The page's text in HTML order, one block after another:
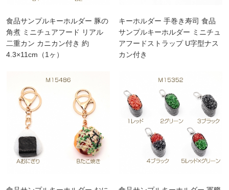
食品サンプルキーホルダー 豚の
角煮 ミニチュアフード リアル
二重カン カニカン付き 約
4.3×11cm（1ヶ）
キーホルダー 手巻き寿司 食品
サンプルキーホルダー ミニチュ
アフードストラップ U字型ナス
カン付き